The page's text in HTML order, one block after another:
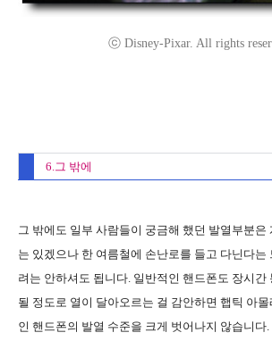
ⓒ Disney-Pixar. All rights
6.그 밖에
그 밖에도 일부 사람들이 궁금해 했던 발열부분은
는 있겠으나 한 여름철에 손난로를 들고 다닌다는
려는 안하셔도 됩니다. 일반적인 핸드폰도 장시간
될 정도로 열이 달아오르는 걸 감안하면 햅틱 아
인 핸드폰의 발열 수준을 크게 벗어나지 않습니다.